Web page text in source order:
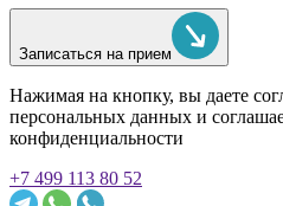
Записаться на прием
Нажимая на кнопку, вы даете
персональных данных и
конфиденциальности
+7 499 113 80 52